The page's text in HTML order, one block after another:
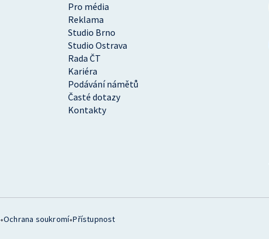
Pro média
Reklama
Studio Brno
Studio Ostrava
Rada ČT
Kariéra
Podávání námětů
Časté dotazy
Kontakty
•Ochrana soukromí•Přístupnost